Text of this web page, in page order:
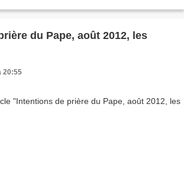
du Pape, août 2012, les
20:55